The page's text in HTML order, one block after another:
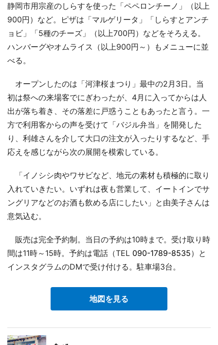
静岡市用宗産のしらすを使った「ペペロンチーノ」（以上
900円）など。ピザは「マルゲリータ」「しらすとアンチ
ョビ」「5種のチーズ」（以上700円）などをそろえる。
ハンバーグやオムライス（以上900円～）もメニューに並
べる。
オープンしたのは「河津桜まつり」最中の2月3日。当
初は祭への来場客でにぎわったが、4月に入ってからは人
出が落ち着き、その落差に戸惑うこともあったと言う。一
方で利用客からの声を受けて「バジル弁当」を開発した
り、利雄さんを介して大口の注文が入ったりするなど、手
応えを感じながら次の展開を模索している。
「イノシシ肉やワサビなど、地元の素材も積極的に取り
入れていきたい。いずれは夜も営業して、イートインでサ
ングリアなどのお酒も飲める店にしたい」と由美子さんは
意気込む。
販売は完全予約制。当日の予約は10時まで。受け取り時
間は11時～15時。予約は電話（TEL 090-1789-8535）と
インスタグラムのDMで受け付ける。駐車場3台。
地図を見る